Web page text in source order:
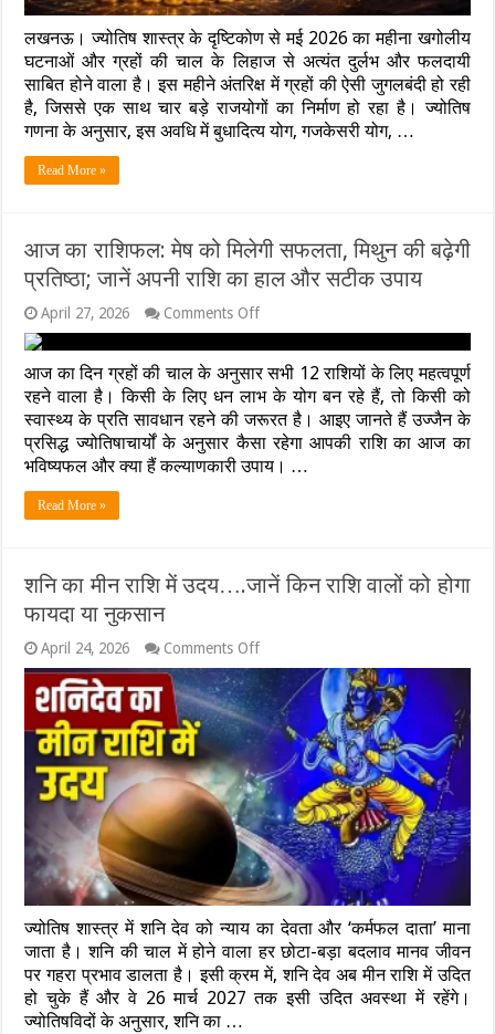
4
शुभ
राजयोग;
बरसेगी
मां
लक्ष्मी
की
लखनऊ। ज्योतिष शास्त्र के दृष्टिकोण से मई 2026 का महीना खगोलीय
घटनाओं और ग्रहों की चाल के लिहाज से अत्यंत दुर्लभ और फलदायी
साबित होने वाला है। इस महीने अंतरिक्ष में ग्रहों की ऐसी जुगलबंदी हो रही
है, जिससे एक साथ चार बड़े राजयोगों का निर्माण हो रहा है। ज्योतिष
गणना के अनुसार, इस अवधि में बुधादित्य योग, गजकेसरी योग, …
Read More »
आज का राशिफल: मेष को मिलेगी सफलता, मिथुन की बढ़ेगी
प्रतिष्ठा; जानें अपनी राशि का हाल और सटीक उपाय
April 27, 2026 Comments Offon
आज
का
राशिफल:
को
मिलेगी
सफलता,
मिथुन
राशि
का
सटीक
उपाय
आज का दिन ग्रहों की चाल के अनुसार सभी 12 राशियों के लिए महत्वपूर्ण
रहने वाला है। किसी के लिए धन लाभ के योग बन रहे हैं, तो किसी को
स्वास्थ्य के प्रति सावधान रहने की जरूरत है। आइए जानते हैं उज्जैन के
प्रसिद्ध ज्योतिषाचार्यों के अनुसार कैसा रहेगा आपकी राशि का आज का
भविष्यफल और क्या हैं कल्याणकारी उपाय। …
Read More »
शनि का मीन राशि में उदय….जानें किन राशि वालों को होगा
फायदा या नुकसान
April 24, 2026 Comments Offon
शनि
का
मीन
राशि
उदय….जानें
किन
राशि
वालों
को
होगा
फायदा
या
नुकसान
ज्योतिष शास्त्र में शनि देव को न्याय का देवता और ‘कर्मफल दाता’ माना
जाता है। शनि की चाल में होने वाला हर छोटा-बड़ा बदलाव मानव जीवन
पर गहरा प्रभाव डालता है। इसी क्रम में, शनि देव अब मीन राशि में उदित
हो चुके हैं और वे 26 मार्च 2027 तक इसी उदित अवस्था में रहेंगे।
ज्योतिषविदों के अनुसार, शनि का …